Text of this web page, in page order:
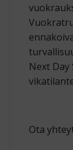
Next
Ota